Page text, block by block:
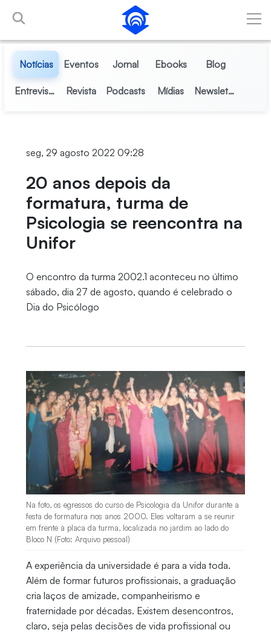
Pular para o Conteúdo principal
Notícias Eventos Jornal Ebooks Blog
Entrevistas Revista Podcasts Mídias Newsletter
seg, 29 agosto 2022 09:28
20 anos depois da
formatura, turma de
Psicologia se reencontra na
Unifor
O encontro da turma 2002.1 aconteceu no último
sábado, dia 27 de agosto, quando é celebrado o
Dia do Psicólogo
Na foto, os egressos do curso de Psicologia da Unifor durante a
festa de formatura nos anos 2000. Eles voltaram a se reunir
em frente à placa da turma, localizada no jardim ao lado do
Bloco N (Foto: Arquivo pessoal)
A experiência da universidade é para a vida toda.
Além de formar futuros profissionais, a graduação
cria laços de amizade, companheirismo e
fraternidade por décadas. Existem desencontros,
claro, seja pelas decisões de vida profissional ou